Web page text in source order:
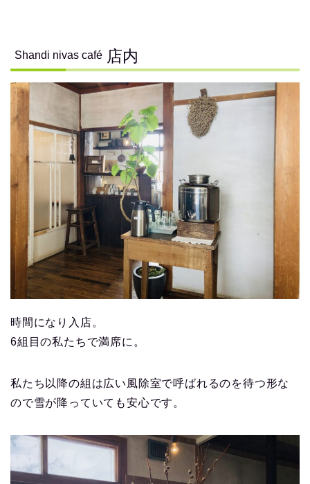
Shandi nivas café 店内
時間になり入店。
6組目の私たちで満席に。
私たち以降の組は広い風除室で呼ばれるのを待つ形な
ので雪が降っていても安心です。